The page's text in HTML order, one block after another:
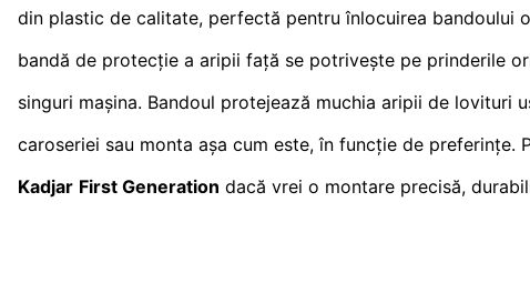
din plastic de calitate, perfectă pentru înlocuirea bandoului
bandă de protecție a aripii față se potrivește pe prinderile
singuri mașina. Bandoul protejează muchia aripii de lovituri
caroseriei sau monta așa cum este, în funcție de preferințe.
Kadjar First Generation dacă vrei o montare precisă,